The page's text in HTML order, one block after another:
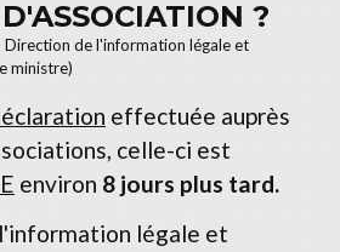
?
de l'information légale et
ministre)
effectuée auprès
celle-ci est
environ 8 jours plus tard.
légale et